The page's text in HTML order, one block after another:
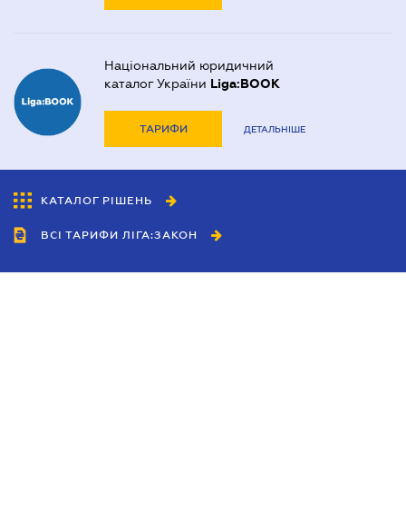
Національний юридичний
каталог України Liga:BOOK
ТАРИФИ ДЕТАЛЬНІШЕ
КАТАЛОГ РІШЕНЬ
ВСІ ТАРИФИ ЛІГА:ЗАКОН